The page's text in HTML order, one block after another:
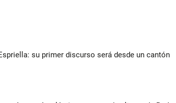
su primer discurso será desde un cantón